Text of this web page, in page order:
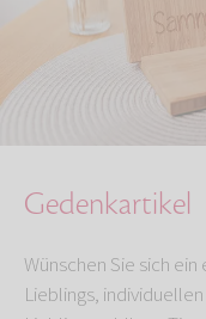
Gedenkartikel
Wünschen Sie sich
Lieblings,